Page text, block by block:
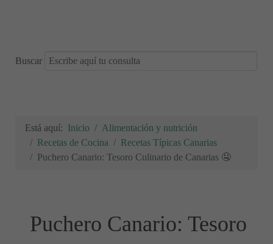
Buscar
Está aquí: Inicio
Alimentación y nutrición
Recetas de Cocina
Recetas Típicas Canarias
Puchero Canario: Tesoro Culinario de Canarias 🤤
Puchero Canario: Tesoro